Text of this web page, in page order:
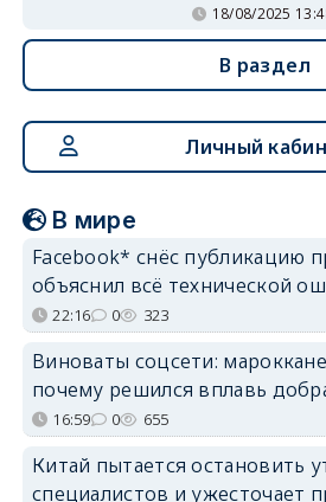
18/08/2025
В раздел
Личный
В мире
Facebook* снёс публикацию
объяснил всё технической
22:16 0 323
Виноваты соцсети:
почему решился вплавь
16:59 0 655
Китай пытается остановить
специалистов и ужесточает